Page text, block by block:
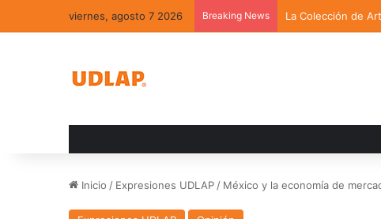
viernes, agosto 7 2026 Breaking News La Colección de
Inicio / Expresiones UDLAP / México y la economía de